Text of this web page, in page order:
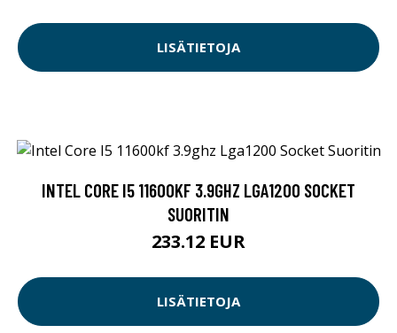
LISÄTIETOJA
INTEL CORE I5 11600KF 3.9GHZ LGA1200 SOCKET
SUORITIN
233.12 EUR
LISÄTIETOJA